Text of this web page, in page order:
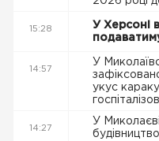
15:28
У Херсоні
14:57
У
укус
14:27
У